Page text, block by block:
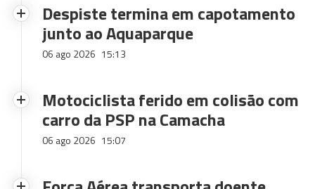
Despiste termina em capotamento
junto ao Aquaparque
06 ago 2026 15:13
Motociclista ferido em colisão com
carro da PSP na Camacha
06 ago 2026 15:07